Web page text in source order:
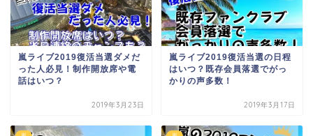
嵐ライブ2019復活当選ダメだ
った人必見！制作開放席や電
話はいつ？
2019年3月23日
嵐ライブ2019復活当選の日程
はいつ？既存会員落選でがっ
かりの声多数！
2019年3月17日